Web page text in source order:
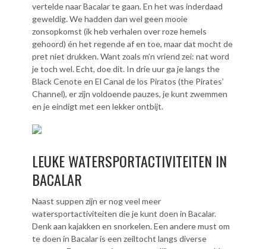
vertelde naar Bacalar te gaan. En het was inderdaad
geweldig. We hadden dan wel geen mooie
zonsopkomst (ik heb verhalen over roze hemels
gehoord) én het regende af en toe, maar dat mocht de
pret niet drukken. Want zoals m’n vriend zei: nat word
je toch wel. Echt, doe dit. In drie uur ga je langs the
Black Cenote en El Canal de los Piratos (the Pirates’
Channel), er zijn voldoende pauzes, je kunt zwemmen
en je eindigt met een lekker ontbijt.
LEUKE WATERSPORTACTIVITEITEN IN
BACALAR
Naast suppen zijn er nog veel meer
watersportactiviteiten die je kunt doen in Bacalar.
Denk aan kajakken en snorkelen. Een andere must om
te doen in Bacalar is een zeiltocht langs diverse